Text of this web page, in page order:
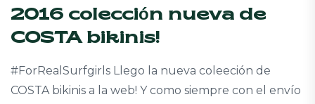
2016 colección nueva de
COSTA bikinis!
#ForRealSurfgirls Llego la nueva coleeción de
COSTA bikinis a la web! Y como siempre con el envío